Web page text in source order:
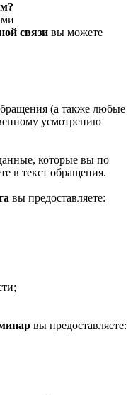
связи вы можете
(а также любые
усмотрению
которые вы по
в текст обращения.
вы предоставляете:
вы предоставляете: